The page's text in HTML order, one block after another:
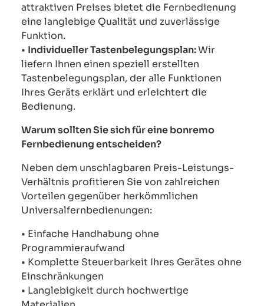
attraktiven Preises bietet die Fernbedienung
eine langlebige Qualität und zuverlässige
Funktion.
• Individueller Tastenbelegungsplan:Wir
liefern Ihnen einen speziell erstellten
Tastenbelegungsplan, der alle Funktionen
Ihres Geräts erklärt und erleichtert die
Bedienung.
Warum sollten Sie sich für eine bonremo
Fernbedienung entscheiden?
Neben dem unschlagbaren Preis-Leistungs-
Verhältnis profitieren Sie von zahlreichen
Vorteilen gegenüber herkömmlichen
Universalfernbedienungen:
• Einfache Handhabung ohne
Programmieraufwand
• Komplette Steuerbarkeit Ihres Gerätes ohne
Einschränkungen
• Langlebigkeit durch hochwertige